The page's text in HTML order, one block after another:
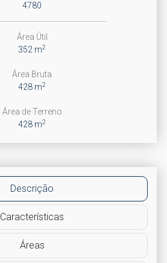
4780
Área Útil
352 m2
Área Bruta
428 m2
Área de Terreno
428 m2
Descrição
Características
Áreas